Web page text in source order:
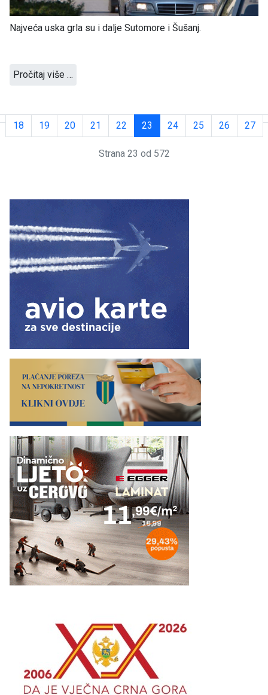
Najveća uska grla su i dalje Sutomore i Šušanj.
Pročitaj više …
18 19 20 21 22 23 24 25 26 27
Strana 23 od 572